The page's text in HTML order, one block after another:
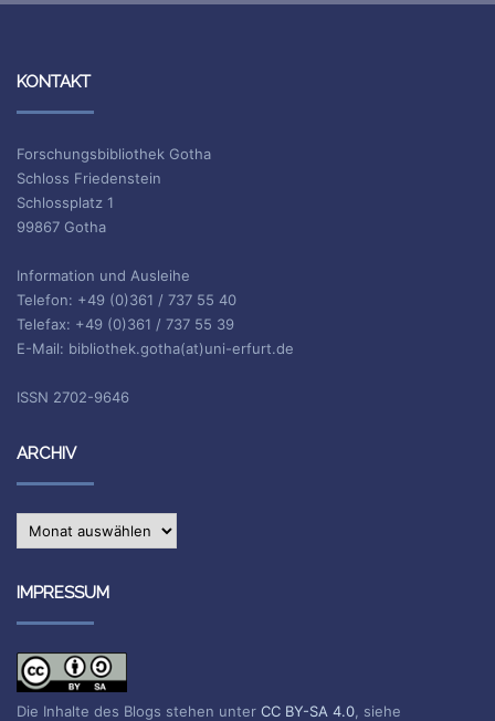
KONTAKT
Forschungsbibliothek Gotha
Schloss Friedenstein
Schlossplatz 1
99867 Gotha
Information und Ausleihe
Telefon: +49 (0)361 / 737 55 40
Telefax: +49 (0)361 / 737 55 39
E-Mail: bibliothek.gotha(at)uni-erfurt.de
ISSN 2702-9646
ARCHIV
Archiv
IMPRESSUM
Die Inhalte des Blogs stehen unter CC BY-SA 4.0 , siehe